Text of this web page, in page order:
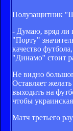
Полузащитник
- Думаю, вряд ли
"Порту"
качество
"Динамо" стоит
Не видно
Оставляет
выходить на
чтобы
Матч третьего